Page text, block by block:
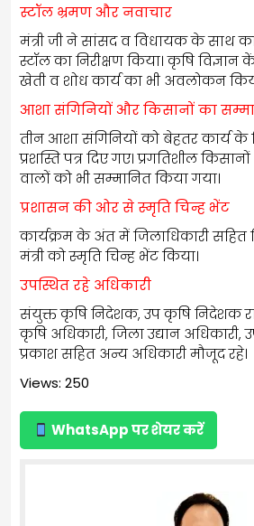
स्टॉल भ्रमण और नवाचार
मंत्री जी ने सांसद व विधायक के साथ
स्टॉल का निरीक्षण किया। कृषि विज्ञान
खेती व शोध कार्य का भी अवलोकन
आशा संगिनियों और किसानों का
तीन आशा संगिनियों को बेहतर कार्य
प्रशस्ति पत्र दिए गए। प्रगतिशील
वालों को भी सम्मानित किया गया।
प्रशासन की ओर से स्मृति चिन्ह भेंट
कार्यक्रम के अंत में जिलाधिकारी सहित
मंत्री को स्मृति चिन्ह भेंट किया।
उपस्थित रहे अधिकारी
संयुक्त कृषि निदेशक, उप कृषि निदेशक
कृषि अधिकारी, जिला उद्यान अधिकारी,
प्रकाश सहित अन्य अधिकारी मौजूद रहे।
Views: 250
WhatsApp पर शेयर करें